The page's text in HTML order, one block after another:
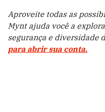
Aproveite todas as
Mynt ajuda você a
segurança e diversidade
para abrir sua conta.